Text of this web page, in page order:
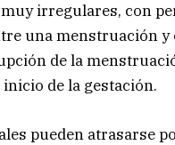
irregulares, con
una menstruación
de la
de la gestación.
pueden atrasarse